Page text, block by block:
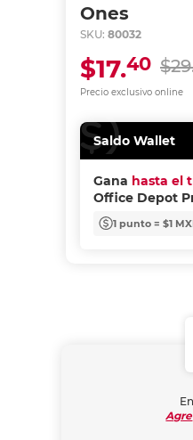
Ones
SKU: 80032
Precio exclusivo online
$17.40
Saldo Wallet
Gana hasta el
Office Depot
1 punto = $1